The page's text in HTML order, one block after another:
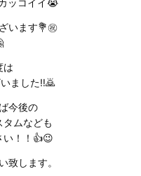
ッコイイ😭
います💐㊗️
は
ました⁡‼️🙇
今後の
タムなども
い！！👍😉
致します。